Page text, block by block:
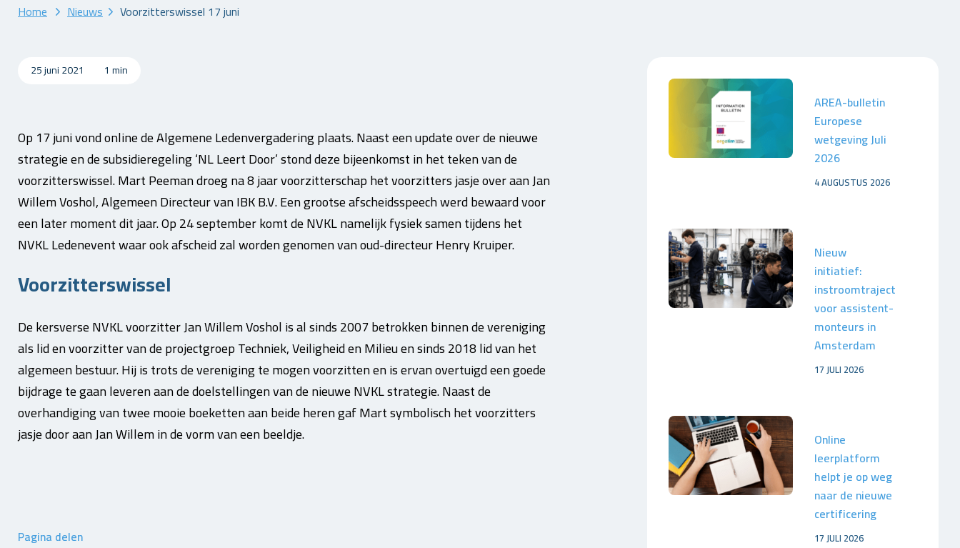
Home Nieuws Voorzitterswissel 17 juni
25 juni 2021 1 min
Op 17 juni vond online de Algemene Ledenvergadering plaats. Naast een update over de nieuwe
strategie en de subsidieregeling ‘NL Leert Door’ stond deze bijeenkomst in het teken van de
voorzitterswissel. Mart Peeman droeg na 8 jaar voorzitterschap het voorzitters jasje over aan Jan
Willem Voshol, Algemeen Directeur van IBK B.V. Een grootse afscheidsspeech werd bewaard voor
een later moment dit jaar. Op 24 september komt de NVKL namelijk fysiek samen tijdens het
NVKL Ledenevent waar ook afscheid zal worden genomen van oud-directeur Henry Kruiper.
Voorzitterswissel
De kersverse NVKL voorzitter Jan Willem Voshol is al sinds 2007 betrokken binnen de vereniging
als lid en voorzitter van de projectgroep Techniek, Veiligheid en Milieu en sinds 2018 lid van het
algemeen bestuur. Hij is trots de vereniging te mogen voorzitten en is ervan overtuigd een goede
bijdrage te gaan leveren aan de doelstellingen van de nieuwe NVKL strategie. Naast de
overhandiging van twee mooie boeketten aan beide heren gaf Mart symbolisch het voorzitters
jasje door aan Jan Willem in de vorm van een beeldje.
Pagina delen
AREA-bulletin
Europese
wetgeving Juli
2026
4 AUGUSTUS 2026
Nieuw
initiatief:
instroomtraject
voor assistent-
monteurs in
Amsterdam
17 JULI 2026
Online
leerplatform
helpt je op weg
naar de nieuwe
certificering
17 JULI 2026